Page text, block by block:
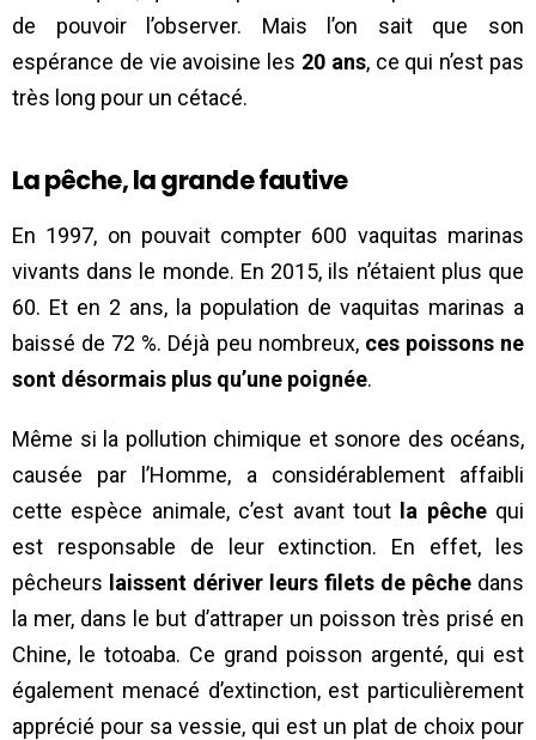
de pouvoir l’observer. Mais l’on sait que son
espérance de vie avoisine les 20 ans, ce qui n’est pas
très long pour un cétacé.
La pêche, la grande fautive
En 1997, on pouvait compter 600 vaquitas marinas
vivants dans le monde. En 2015, ils n’étaient plus que
60. Et en 2 ans, la population de vaquitas marinas a
baissé de 72 %. Déjà peu nombreux, ces poissons ne
sont désormais plus qu’une poignée.
Même si la pollution chimique et sonore des océans,
causée par l’Homme, a considérablement affaibli
cette espèce animale, c’est avant tout la pêchequi
est responsable de leur extinction. En effet, les
pêcheurs laissent dériver leurs filets de pêche dans
la mer, dans le but d’attraper un poisson très prisé en
Chine, le totoaba. Ce grand poisson argenté, qui est
également menacé d’extinction, est particulièrement
apprécié pour sa vessie, qui est un plat de choix pour